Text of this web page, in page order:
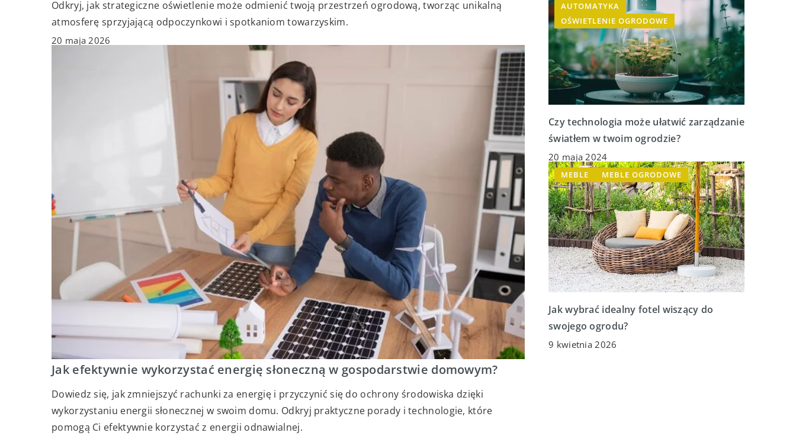
Odkryj, jak strategiczne oświetlenie może odmienić twoją przestrzeń ogrodową, tworząc unikalną
atmosferę sprzyjającą odpoczynkowi i spotkaniom towarzyskim.
20 maja 2026
Jak efektywnie wykorzystać energię słoneczną w gospodarstwie domowym?
Dowiedz się, jak zmniejszyć rachunki za energię i przyczynić się do ochrony środowiska dzięki
wykorzystaniu energii słonecznej w swoim domu. Odkryj praktyczne porady i technologie, które
pomogą Ci efektywnie korzystać z energii odnawialnej.
AUTOMATYKA
OŚWIETLENIE OGRODOWE
Czy technologia może ułatwić zarządzanie
światłem w twoim ogrodzie?
20 maja 2024
MEBLE MEBLE OGRODOWE
Jak wybrać idealny fotel wiszący do
swojego ogrodu?
9 kwietnia 2026